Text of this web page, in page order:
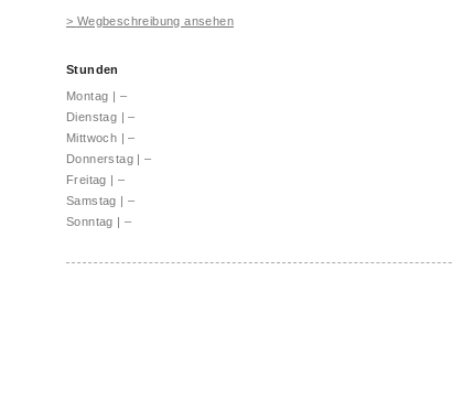
> Wegbeschreibung ansehen
Stunden
Montag | –
Dienstag | –
Mittwoch | –
Donnerstag | –
Freitag | –
Samstag | –
Sonntag | –